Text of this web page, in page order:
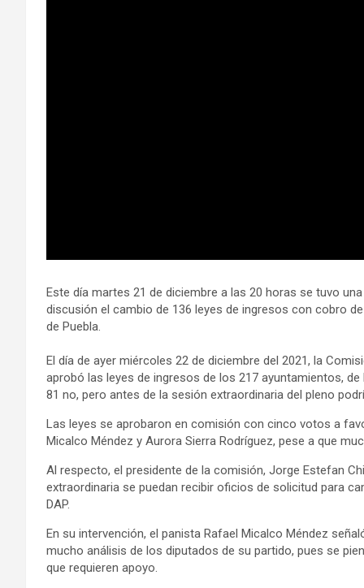
Este día martes 21 de diciembre a las 20 horas se tuvo
discusión el cambio de 136 leyes de ingresos con cobro
de Puebla.
El día de ayer miércoles 22 de diciembre del 2021, la
aprobó las leyes de ingresos de los 217 ayuntamientos,
81 no, pero antes de la sesión extraordinaria del pleno
Las leyes se aprobaron en comisión con cinco votos a
Micalco Méndez y Aurora Sierra Rodríguez, pese a que
Al respecto, el presidente de la comisión, Jorge Estefan
extraordinaria se puedan recibir oficios de solicitud para
DAP.
En su intervención, el panista Rafael Micalco Méndez
mucho análisis de los diputados de su partido, pues se
que requieren apoyo.